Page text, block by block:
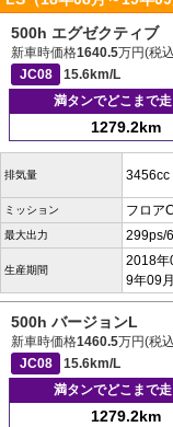
500h エグゼクティブ
新車時価格1640.5万円(税
JC08
15.6km/L
満タンでどこまで走
1279.2km
排気量 3456cc
ミッション フロア
最大出力 299ps/
生産期間
2018年
9年09月
500h バージョンL
新車時価格1460.5万円(税
JC08
15.6km/L
満タンでどこまで走
1279.2km